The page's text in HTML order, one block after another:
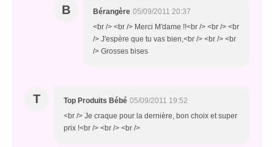
B Bérangère 05/09/2011 20:37
<br /> <br /> Merci M'dame !!<br /> <br /> <br
/> J'espère que tu vas bien,<br /> <br /> <br
/> Grosses bises
T Top Produits Bébé 05/09/2011 19:52
<br /> Je craque pour la dernière, bon choix et super
prix !<br /> <br /> <br />